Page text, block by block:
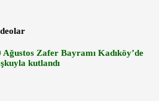
Ağustos Zafer Bayramı Kadıköy’de
kutlandı